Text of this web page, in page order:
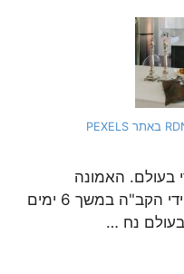
בעולם. האמונה
הרווחת היא שהעולם נברא על ידי הקב"ה במשך 6 ימים
בעולם נח …